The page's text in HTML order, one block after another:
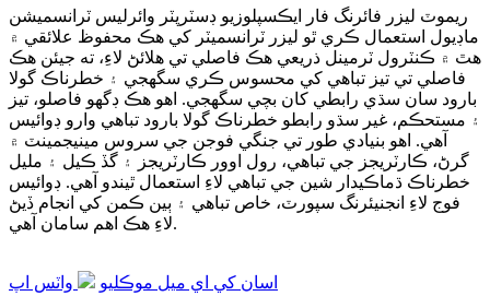
ريموٽ ليزر فائرنگ فار ايڪسپلوزيو ڊسٽرپٽر وائرليس ٽرانسميشن
ماڊيول استعمال ڪري ٿو ليزر ٽرانسميٽر کي هڪ محفوظ علائقي ۾
هٿ ۾ ڪنٽرول ٽرمينل ذريعي هڪ فاصلي تي هلائڻ لاءِ، ته جيئن هڪ
فاصلي تي تيز تباهي کي محسوس ڪري سگهجي ۽ خطرناڪ گولا
بارود سان سڌي رابطي کان بچي سگهجي. اهو هڪ ڊگهو فاصلو، تيز
۽ مستحڪم، غير سڌو رابطو خطرناڪ گولا بارود تباهي وارو ڊوائيس
آهي. اهو بنيادي طور تي جنگي فوجن جي سروس مينيجمينٽ ۾
گرڻ، ڪارٽريجز جي تباهي، رول اوور ڪارٽريجز ۽ گڏ ڪيل ۽ مليل
خطرناڪ ڌماڪيدار شين جي تباهي لاءِ استعمال ٿيندو آهي. ڊوائيس
فوج لاءِ انجنيئرنگ سپورٽ، خاص تباهي ۽ ٻين ڪمن کي انجام ڏيڻ
لاءِ هڪ اهم سامان آهي.
اسان کي اي ميل موڪليو واٽس اپ